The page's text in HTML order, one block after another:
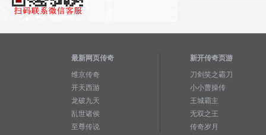
最新网页传奇
维京传奇
开天西游
龙破九天
乱世诸侯
至尊传说
新开传奇页游
刀剑笑之霸刀
小小曹操传
王城霸主
无双之王
传奇岁月